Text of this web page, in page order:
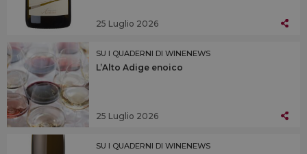
25 Luglio 2026
SU I QUADERNI DI WINENEWS
L’Alto Adige enoico
25 Luglio 2026
SU I QUADERNI DI WINENEWS